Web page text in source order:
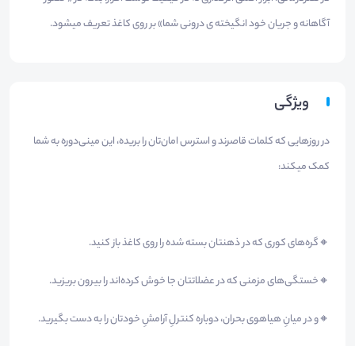
آگاهانه و جریان خود انگیخته ی درونی شما» بر روی کاغذ تعریف میشود.
ویژگی
در روزهایی که کلمات قاصرند و استرس امان‌تان را بریده، این مینی‌دوره به شما
کمک میکند:
🔸️گره‌های کوری که در ذهنتان بسته شده را روی کاغذ باز کنید.
🔸️خستگی‌های مزمنی که در عضلاتتان جا خوش کرده‌اند را بیرون بریزید.
🔸️و در میانِ هیاهوی بحران، دوباره کنترلِ آرامشِ خودتان را به دست بگیرید.